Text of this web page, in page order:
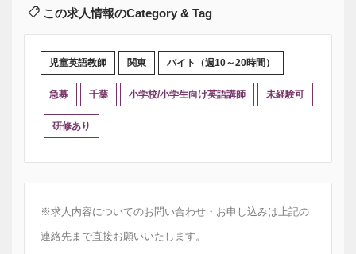
この求人情報のCategory & Tag
児童英語教師 関東 バイト（週10～20時間）
急募 千葉 小学校/小学生向け英語講師 未経験可
研修あり
※求人内容についてのお問い合わせ・お申し込みは上記の
連絡先まで直接お願いいたします。